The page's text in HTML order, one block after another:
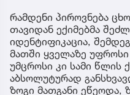
რამდენი პიროვნება
თავიდან ექიმებმა
იდენტიფიკაცია,
მათში ყველაზე
უმცროსი კი სამი წლის
აბსოლუტურად
ზოგი მათგანი ეწეოდა,